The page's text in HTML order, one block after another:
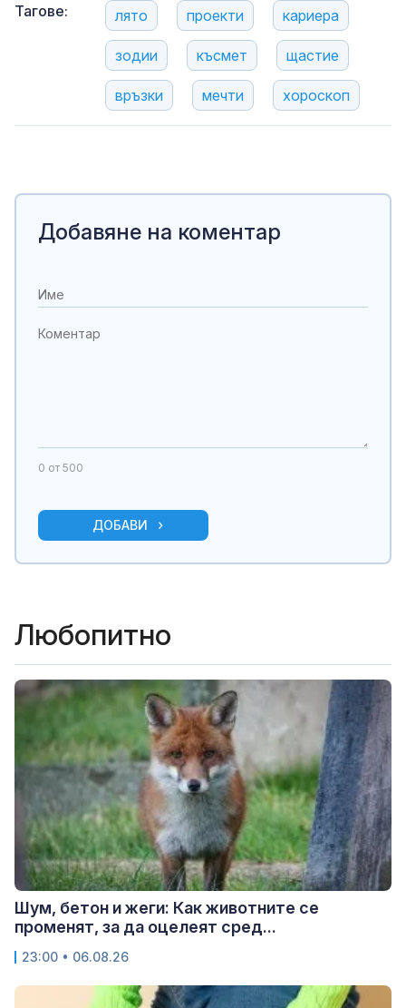
Тагове: лято проекти кариера
зодии късмет щастие
връзки мечти хороскоп
Добавяне на коментар
0 от 500
ДОБАВИ
Любопитно
Шум, бетон и жеги: Как животните се
променят, за да оцелеят сред...
23:00 • 06.08.26